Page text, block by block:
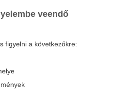
veendő
figyelni a következőkre: